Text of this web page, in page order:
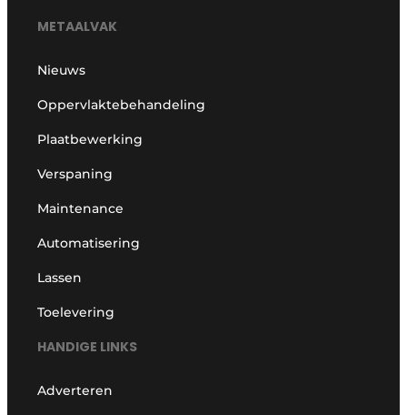
METAALVAK
Nieuws
Oppervlaktebehandeling
Plaatbewerking
Verspaning
Maintenance
Automatisering
Lassen
Toelevering
HANDIGE LINKS
Adverteren